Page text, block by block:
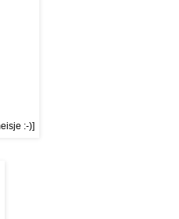
:-)]